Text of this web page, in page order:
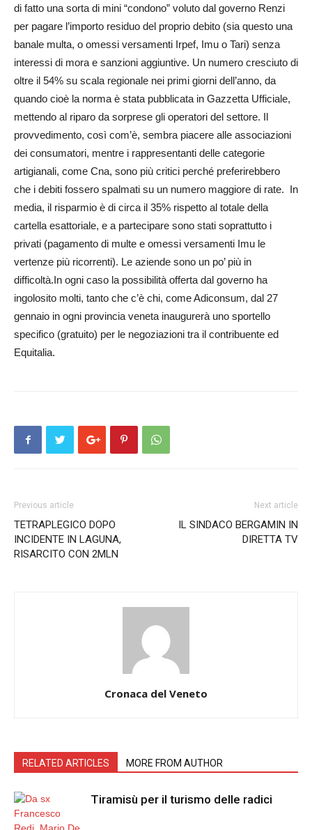
di fatto una sorta di mini “condono” voluto dal governo Renzi
per pagare l’importo residuo del proprio debito (sia questo una
banale multa, o omessi versamenti Irpef, Imu o Tari) senza
interessi di mora e sanzioni aggiuntive. Un numero cresciuto di
oltre il 54% su scala regionale nei primi giorni dell’anno, da
quando cioè la norma è stata pubblicata in Gazzetta Ufficiale,
mettendo al riparo da sorprese gli operatori del settore. Il
provvedimento, così com’è, sembra piacere alle associazioni
dei consumatori, mentre i rappresentanti delle categorie
artigianali, come Cna, sono più critici perché preferirebbero
che i debiti fossero spalmati su un numero maggiore di rate. In
media, il risparmio è di circa il 35% rispetto al totale della
cartella esattoriale, e a partecipare sono stati soprattutto i
privati (pagamento di multe e omessi versamenti Imu le
vertenze più ricorrenti). Le aziende sono un po’ più in
difficoltà.In ogni caso la possibilità offerta dal governo ha
ingolosito molti, tanto che c’è chi, come Adi­consum, dal 27
gennaio in ogni provincia veneta inaugurerà uno sportello
specifico (gratuito) per le negoziazioni tra il contribuente ed
Equitalia.
Previous article
TETRAPLEGICO DOPO
INCIDENTE IN LAGUNA,
RISARCITO CON 2MLN
Next article
IL SINDACO BERGAMIN IN
DIRETTA TV
Cronaca del Veneto
RELATED ARTICLES MORE FROM AUTHOR
Tiramisù per il turismo delle radici